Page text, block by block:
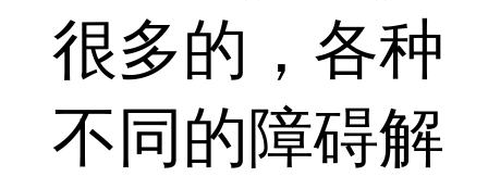
很多的，各种
不同的障碍解